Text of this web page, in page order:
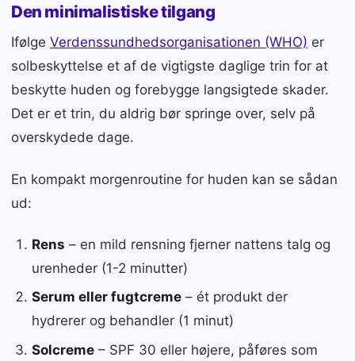
Den minimalistiske tilgang
Ifølge Verdenssundhedsorganisationen (WHO) er
solbeskyttelse et af de vigtigste daglige trin for at
beskytte huden og forebygge langsigtede skader.
Det er et trin, du aldrig bør springe over, selv på
overskydede dage.
En kompakt morgenroutine for huden kan se sådan
ud:
Rens – en mild rensning fjerner nattens talg og
urenheder (1-2 minutter)
Serum eller fugtcreme– ét produkt der
hydrerer og behandler (1 minut)
Solcreme– SPF 30 eller højere, påføres som